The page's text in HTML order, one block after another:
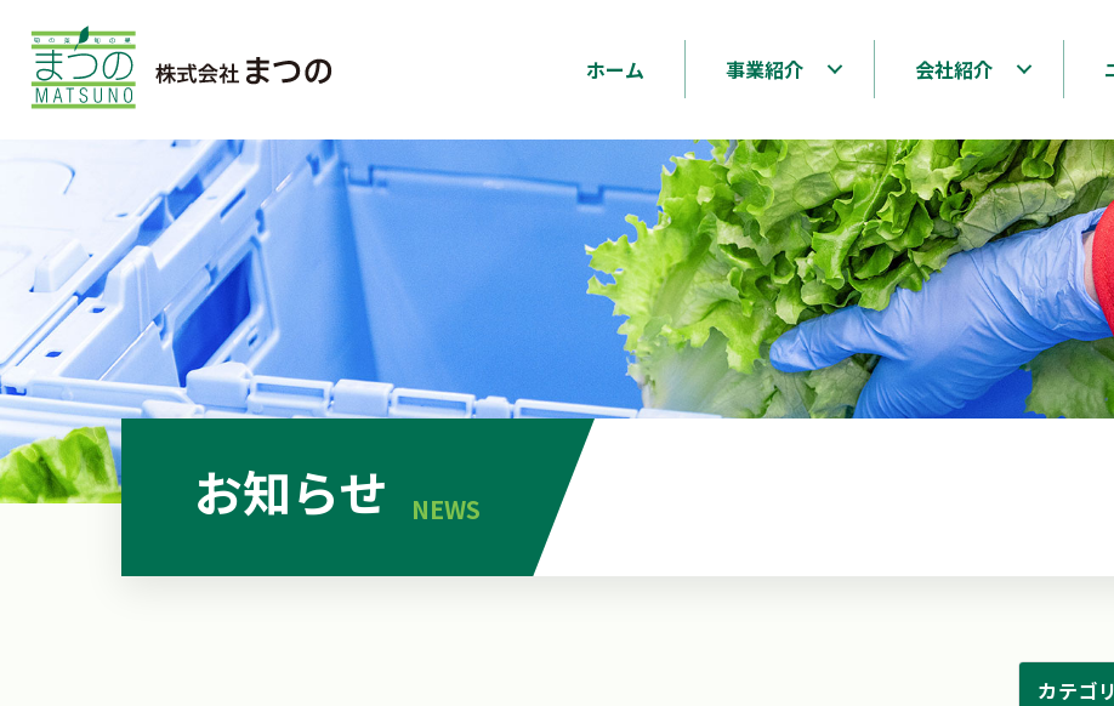
ホーム 事業紹介 会社紹介
お知らせ NEWS
カテゴ